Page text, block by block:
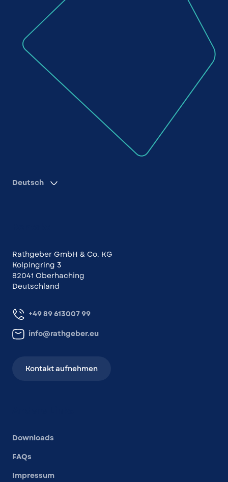
Deutsch
Rathgeber GmbH & Co. KG
Kolpingring 3
82041 Oberhaching
Deutschland
+49 89 613007 99
info@rathgeber.eu
Kontakt aufnehmen
Downloads
FAQs
Impressum